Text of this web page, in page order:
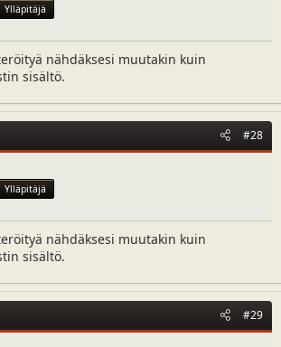
Ylläpitäjä
nähdäksesi muutakin kuin
sisältö.
#28
Ylläpitäjä
nähdäksesi muutakin kuin
sisältö.
#29